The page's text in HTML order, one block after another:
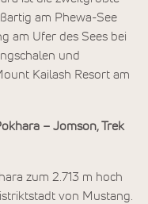
am Phewa-See
am Ufer des Sees bei
und
Kailash Resort am
– Jomson, Trek
zum 2.713 m hoch
von Mustang.